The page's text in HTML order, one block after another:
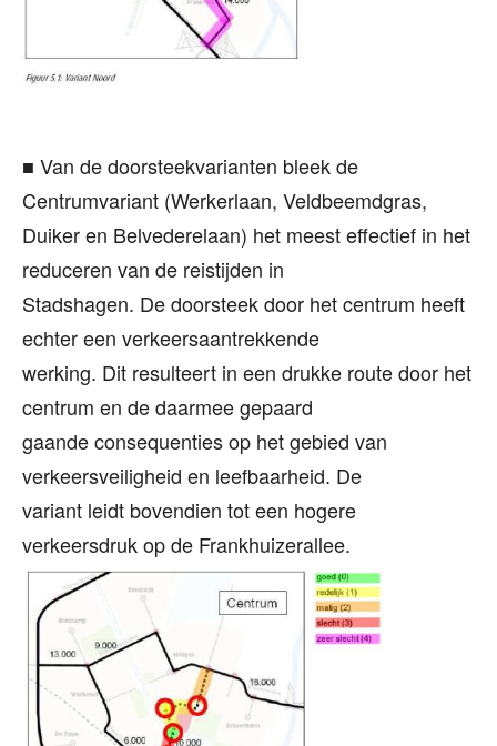
■ Van de doorsteekvarianten bleek de
Centrumvariant (Werkerlaan, Veldbeemdgras,
Duiker en Belvederelaan) het meest effectief in het
reduceren van de reistijden in
Stadshagen. De doorsteek door het centrum heeft
echter een verkeersaantrekkende
werking. Dit resulteert in een drukke route door het
centrum en de daarmee gepaard
gaande consequenties op het gebied van
verkeersveiligheid en leefbaarheid. De
variant leidt bovendien tot een hogere
verkeersdruk op de Frankhuizerallee.